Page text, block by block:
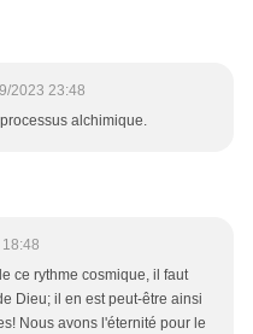
2023 23:48
alchimique.
ce rythme cosmique, il faut
Dieu; il en est peut-être ainsi
Nous avons l'éternité pour le